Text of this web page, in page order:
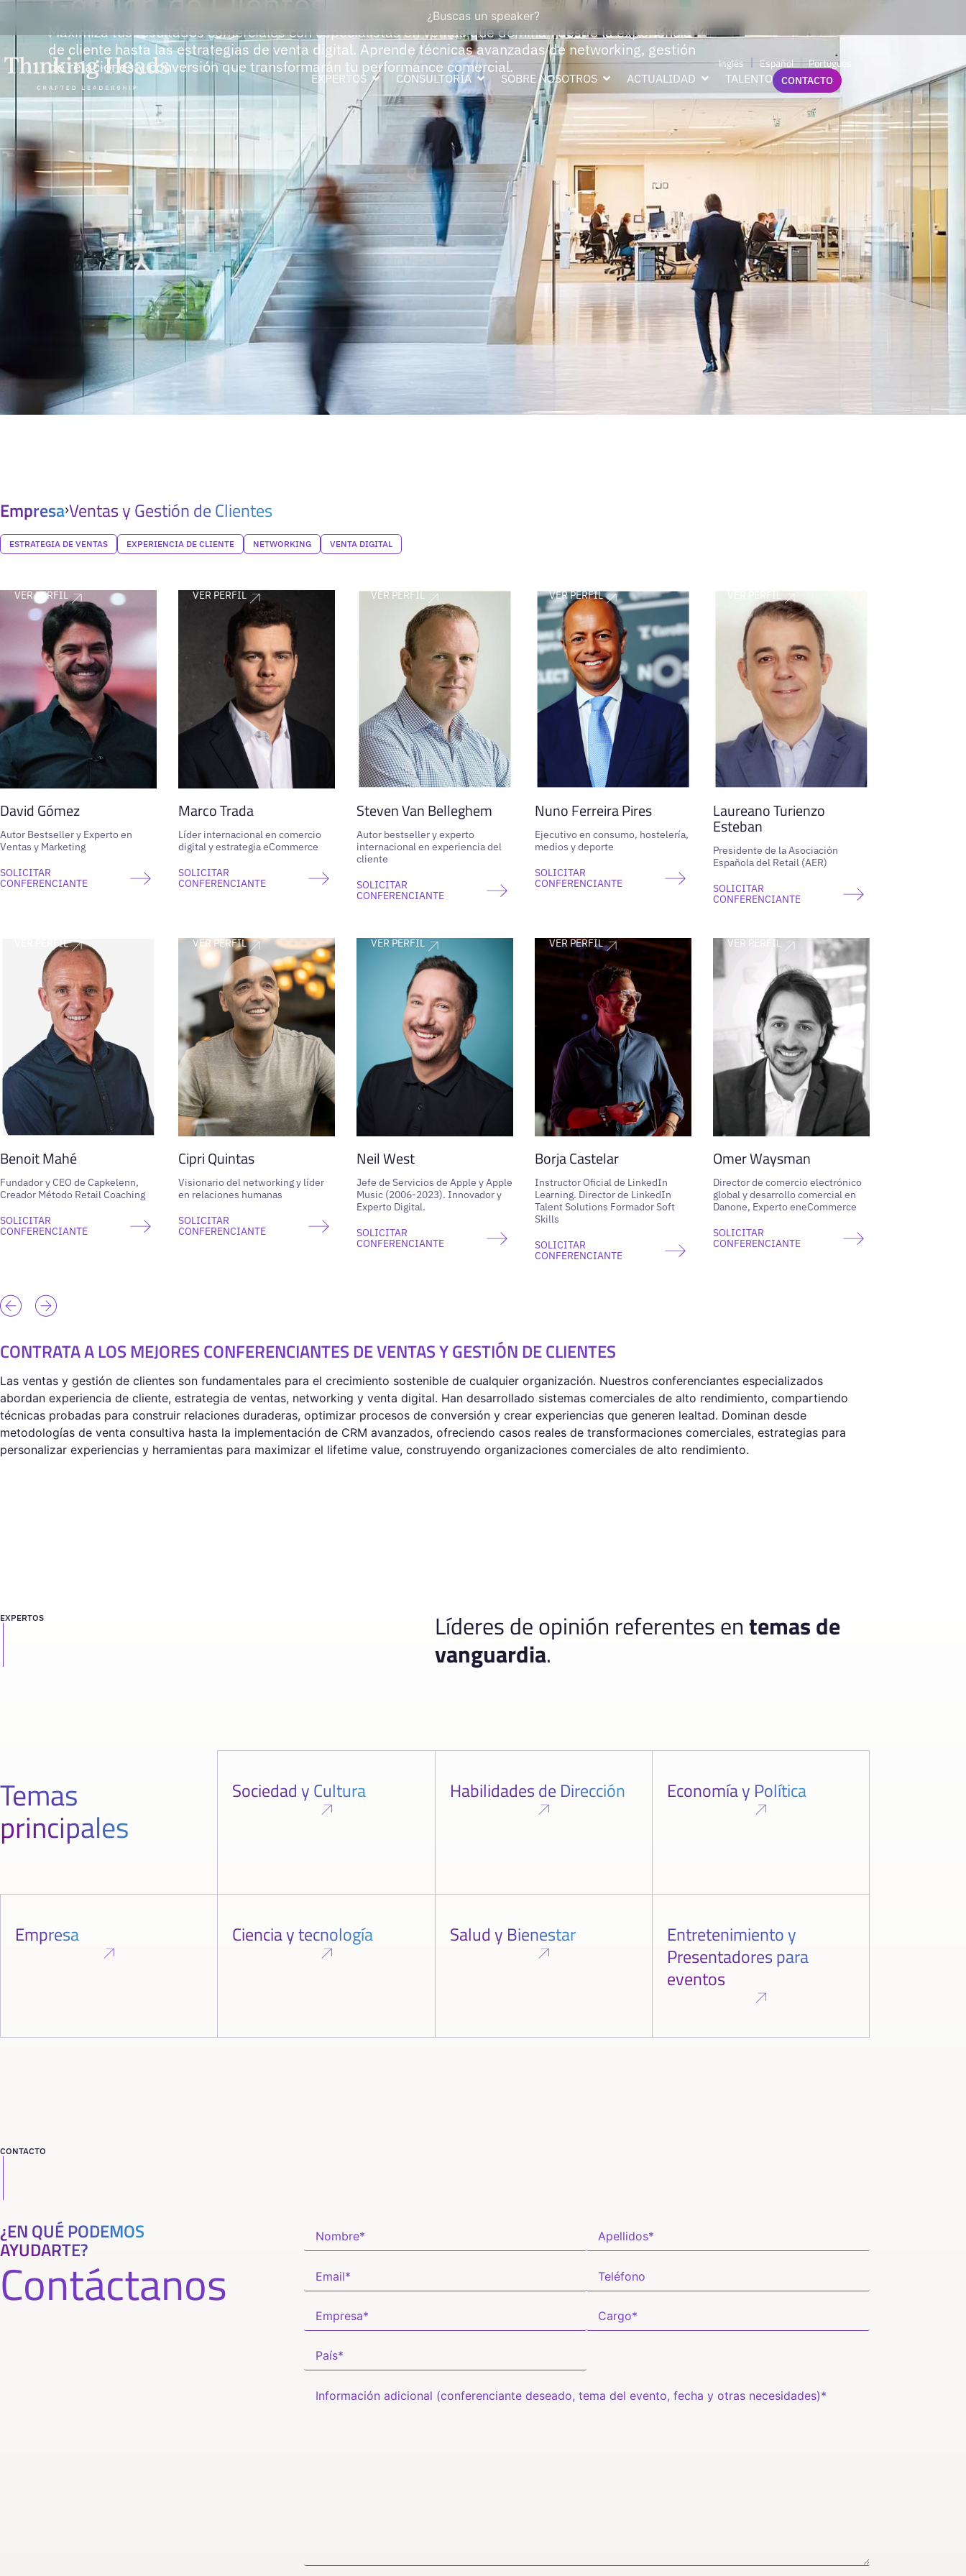
¿Buscas un speaker?
EXPERTOS CONSULTORÍA SOBRE NOSOTROS ACTUALIDAD TALENTO
Inglés Español Portugués
CONTACTO
Maximiza tus resultados comerciales con especialistas en ventas que dominan desde la experiencia
de cliente hasta las estrategias de venta digital. Aprende técnicas avanzadas de networking, gestión
de relaciones y conversión que transformarán tu performance comercial.
EmpresaVentas y Gestión de Clientes
ESTRATEGIA DE VENTAS EXPERIENCIA DE CLIENTE NETWORKING VENTA DIGITAL
VER PERFIL
David Gómez
Autor Bestseller y Experto en
Ventas y Marketing
SOLICITAR
CONFERENCIANTE
VER PERFIL
Marco Trada
Líder internacional en comercio
digital y estrategia eCommerce
SOLICITAR
CONFERENCIANTE
VER PERFIL
Steven Van Belleghem
Autor bestseller y experto
internacional en experiencia del
cliente
SOLICITAR
CONFERENCIANTE
VER PERFIL
Nuno Ferreira Pires
Ejecutivo en consumo, hostelería,
medios y deporte
SOLICITAR
CONFERENCIANTE
VER PERFIL
Laureano Turienzo
Esteban
Presidente de la Asociación
Española del Retail (AER)
SOLICITAR
CONFERENCIANTE
VER PERFIL
Benoit Mahé
Fundador y CEO de Capkelenn,
Creador Método Retail Coaching
SOLICITAR
CONFERENCIANTE
VER PERFIL
Cipri Quintas
Visionario del networking y líder
en relaciones humanas
SOLICITAR
CONFERENCIANTE
VER PERFIL
Neil West
Jefe de Servicios de Apple y Apple
Music (2006-2023). Innovador y
Experto Digital.
SOLICITAR
CONFERENCIANTE
VER PERFIL
Borja Castelar
Instructor Oficial de LinkedIn
Learning. Director de LinkedIn
Talent Solutions Formador Soft
Skills
SOLICITAR
CONFERENCIANTE
VER PERFIL
Omer Waysman
Director de comercio electrónico
global y desarrollo comercial en
Danone, Experto eneCommerce
SOLICITAR
CONFERENCIANTE
CONTRATA A LOS MEJORES CONFERENCIANTES DE VENTAS Y GESTIÓN DE CLIENTES
Las ventas y gestión de clientes son fundamentales para el crecimiento sostenible de cualquier organización. Nuestros conferenciantes especializados
abordan experiencia de cliente, estrategia de ventas, networking y venta digital. Han desarrollado sistemas comerciales de alto rendimiento, compartiendo
técnicas probadas para construir relaciones duraderas, optimizar procesos de conversión y crear experiencias que generen lealtad. Dominan desde
metodologías de venta consultiva hasta la implementación de CRM avanzados, ofreciendo casos reales de transformaciones comerciales, estrategias para
personalizar experiencias y herramientas para maximizar el lifetime value, construyendo organizaciones comerciales de alto rendimiento.
EXPERTOS Líderes de opinión referentes entemas de
vanguardia.
Temas
principales
Sociedad y Cultura Habilidades de Dirección Economía y Política
Empresa Ciencia y tecnología Salud y Bienestar
Entretenimiento y
Presentadores para
eventos
CONTACTO
¿EN QUÉ PODEMOS
AYUDARTE?
Contáctanos